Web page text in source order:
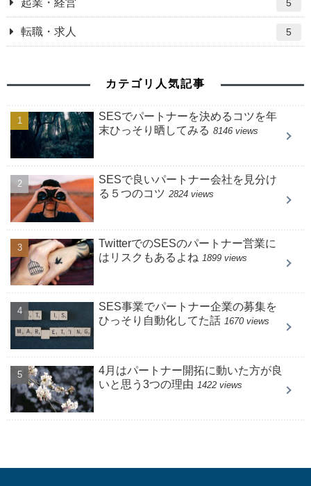
5
転職・求人 5
カテゴリ人気記事
SESでパートナーを決めるコツを年
末ひっそり晒してみる 8146 views
SESで良いパートナー会社を見分け
る５つのコツ 2824 views
TwitterでのSESのパートナー営業に
はリスクもあるよね 1899 views
SES事業でパートナー企業の募集を
ひっそり自動化してた話 1670 views
4月はパートナー開拓に動いた方が良
いと思う3つの理由 1422 views